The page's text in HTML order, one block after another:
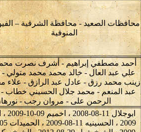
محافظات الصعيد - محافظة الشرقية –
المنوفية
أحمد مصطفي إبراهيم - أشرف نصرت
علي عبد العال - خالد محمد محمد
زينب محمد رزق - عادل عبد الرازق - علاء
عبد المنعم - محمد جلال الحسيني
الرحمن على - مروان رجب -